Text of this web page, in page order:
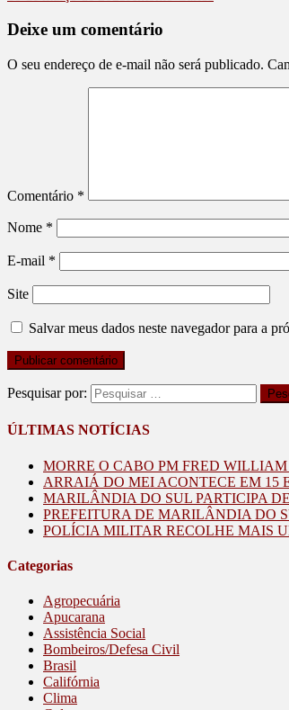
Deixe um comentário
O seu endereço de e-mail não será publicado.
Comentário *
Nome *
E-mail *
Site
Salvar meus dados neste navegador para a
Pesquisar por:
ÚLTIMAS NOTÍCIAS
MORRE O CABO PM FRED
ARRAIÁ DO MEI ACONTECE EM 15
MARILÂNDIA DO SUL PARTICIPA
PREFEITURA DE MARILÂNDIA DO
POLÍCIA MILITAR RECOLHE MAIS
Categorias
Agropecuária
Apucarana
Assistência Social
Bombeiros/Defesa Civil
Brasil
Califórnia
Clima